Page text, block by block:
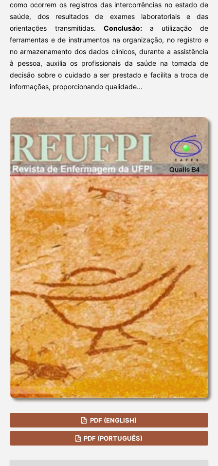
como ocorrem os registros das intercorrências no estado de
saúde, dos resultados de exames laboratoriais e das
orientações transmitidas.Conclusão: a utilização de
ferramentas e de instrumentos na organização, no registro e
no armazenamento dos dados clínicos, durante a assistência
à pessoa, auxilia os profissionais da saúde na tomada de
decisão sobre o cuidado a ser prestado e facilita a troca de
informações, proporcionando qualidade...
PDF (ENGLISH)
PDF (PORTUGUÊS)